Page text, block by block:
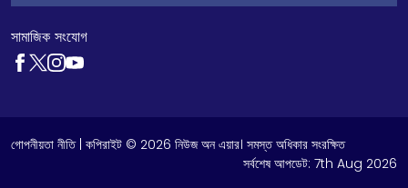
সামাজিক সংযোগ
গোপনীয়তা নীতি| কপিরাইট © 2026 নিউজ অন এয়ার। সমস্ত অধিকার সংরক্ষিত
সর্বশেষ আপডেট: 7th Aug 2026